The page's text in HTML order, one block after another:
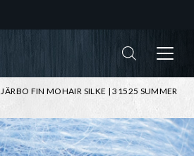
JÄRBO FIN MOHAIR SILKE | 31525 SUMMER